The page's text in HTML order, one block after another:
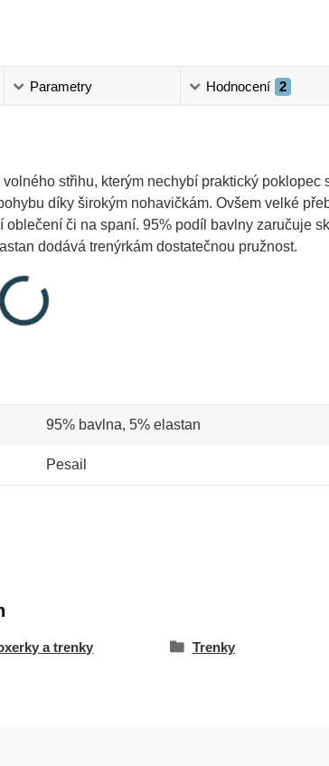
Parametry Hodnocení 2
střihu, kterým nechybí praktický poklopec
díky širokým nohavičkám. Ovšem velké
či na spaní. 95% podíl bavlny zaručuje
dodává trenýrkám dostatečnou pružnost.
95% bavlna, 5% elastan
Pesail
a trenky Trenky